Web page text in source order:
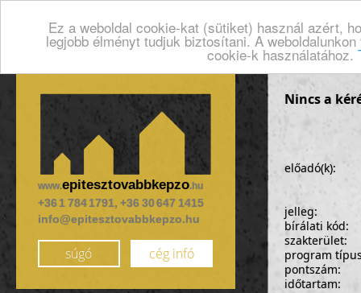
Ez a weboldal cookie-kat (sütiket) használ azért,
legjobb élményt tudjuk biztosítani. A
cookie-k használatához.
www.epitesztovabbkepzo.hu
+36 1 784 1791, +36 30 647 1415
info@epitesztovabbkepzo.hu
súgó cég infó
Nincs a
előadó(k):
jelleg:
bírálati kód:
szakterület:
program
pontszám:
időtartam: